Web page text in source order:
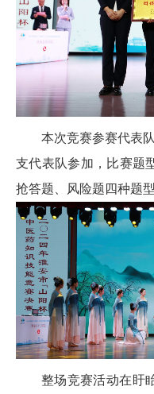
本次竞赛参赛代表
支代表队参加，比赛题
抢答题、风险题四种题型
整场竞赛活动在盱